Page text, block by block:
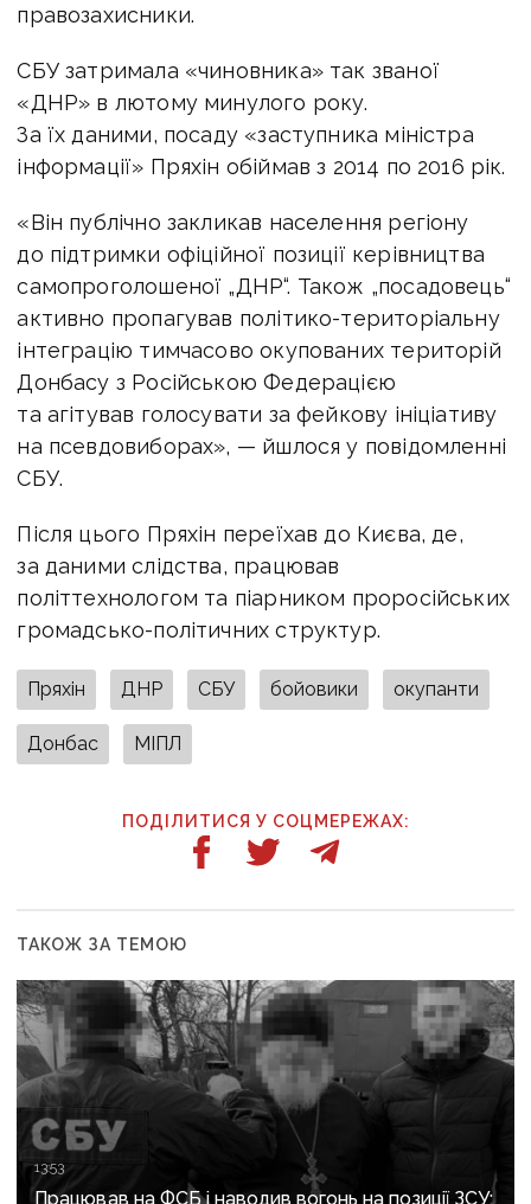
правозахисники.
СБУ затримала «чиновника» так званої
«ДНР» в лютому минулого року.
За їх даними, посаду «заступника міністра
інформації» Пряхін обіймав з 2014 по 2016 рік.
«Він публічно закликав населення регіону
до підтримки офіційної позиції керівництва
самопроголошеної „ДНР“. Також „посадовець“
активно пропагував політико-територіальну
інтеграцію тимчасово окупованих територій
Донбасу з Російською Федерацією
та агітував голосувати за фейкову ініціативу
на псевдовиборах», — йшлося у повідомленні
СБУ.
Після цього Пряхін переїхав до Києва, де,
за даними слідства, працював
політтехнологом та піарником проросійських
громадсько-політичних структур.
Пряхін ДНР СБУ бойовики окупанти
Донбас МІПЛ
ПОДІЛИТИСЯ У СОЦМЕРЕЖАХ:
ТАКОЖ ЗА ТЕМОЮ
13:53
Працював на ФСБ і наводив вогонь на позиції ЗСУ: